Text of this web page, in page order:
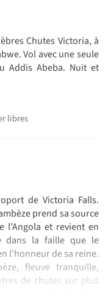
Chutes Victoria, à
Vol avec une seule
Addis Abeba. Nuit et
libres
de Victoria Falls.
prend sa source
l’Angola et revient en
dans la faille que le
l'honneur de sa reine.
fleuve tranquille,
de chutes sur plus